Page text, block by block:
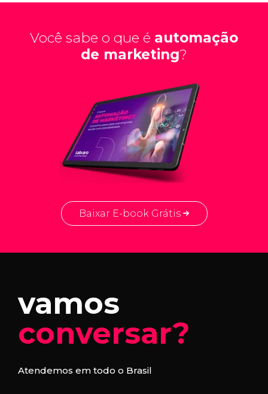
Você sabe o que é automação
de marketing?
Baixar E-book Grátis
vamos
conversar?
Atendemos em todo o Brasil